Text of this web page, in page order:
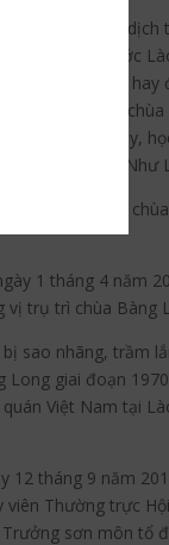
nghiên cứu dịch
trên đất nước
làm trụ trì hay
ở tỉnh Pakse,
tìm đến quy y,
Long” và “Như
trông giữ
1 tháng 4 năm
trụ trì chùa Bàng
sao nhãng, trầm
giai đoạn
Việt Nam tại
12 tháng 9 năm
Thường trực
sơn môn tổ